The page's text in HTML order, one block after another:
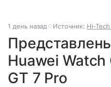
1 день назад Источник: Hi-
Huawei Watch
GT 7 Pro